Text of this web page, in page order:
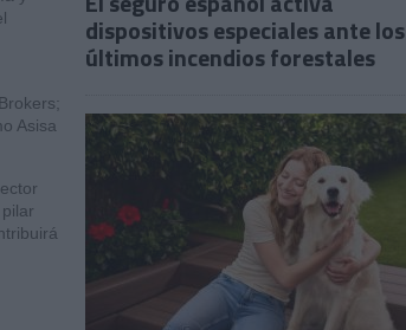
Asisa
dispositivos especiales ante los
últimos incendios forestales